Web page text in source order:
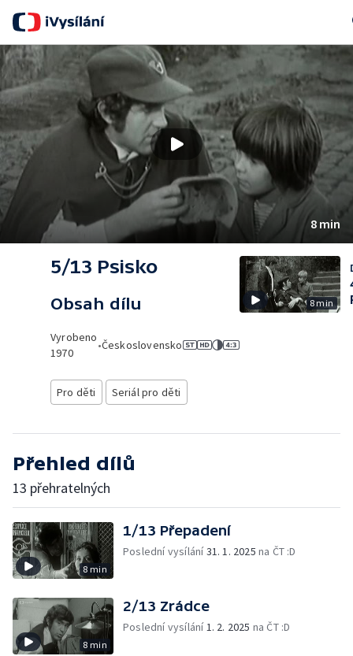
8 min
5/13 Psisko
Obsah dílu
Vyrobeno
1970
•Československo
Pro děti Seriál pro děti
8 min
Přehled dílů
13 přehratelných
8 min
1/13 Přepadení
Poslední vysílání31. 1. 2025 na ČT :D
8 min
2/13 Zrádce
Poslední vysílání1. 2. 2025 na ČT :D